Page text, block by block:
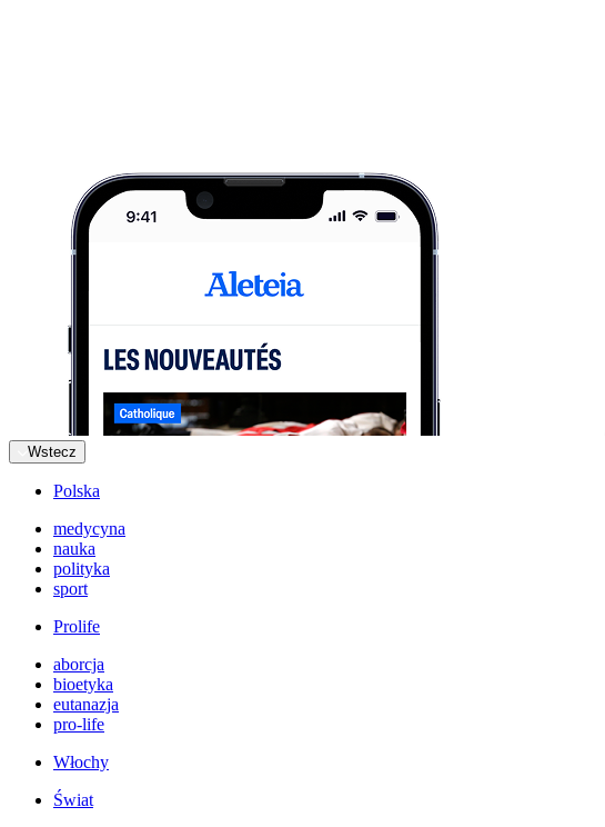
Wstecz
Polska
medycyna
nauka
polityka
sport
Prolife
aborcja
bioetyka
eutanazja
pro-life
Włochy
Świat